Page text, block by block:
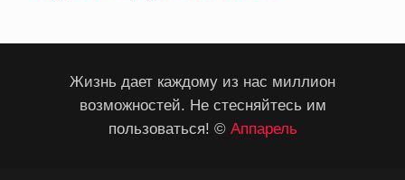
Жизнь дает каждому из нас миллион
возможностей. Не стесняйтесь им
пользоваться! © Аппарель